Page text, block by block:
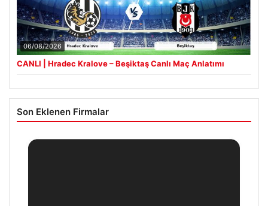
06/08/2026
CANLI | Hradec Kralove – Beşiktaş Canlı Maç Anlatımı
Son Eklenen Firmalar